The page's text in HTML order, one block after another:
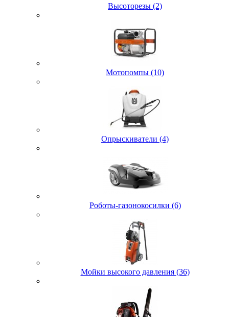
Высоторезы (2)
Мотопомпы (10)
Опрыскиватели (4)
Роботы-газонокосилки (6)
Мойки высокого давления (36)